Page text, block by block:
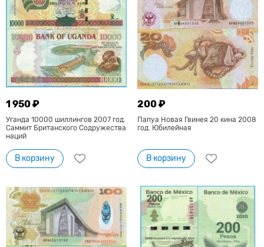
1 950 ₽
Уганда 10000 шиллингов 2007 год.
Саммит Британского Содружества
наций
В корзину
200 ₽
Папуа Новая Гвинея 20 кина 2008
год. Юбилейная
В корзину